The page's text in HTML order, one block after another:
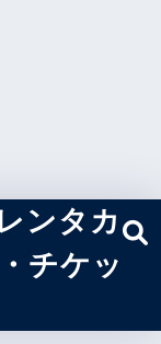
ンタカ
チケッ